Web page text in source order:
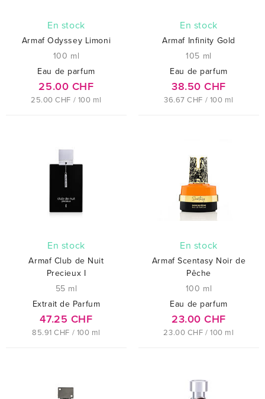
En stock
Armaf Odyssey Limoni
100 ml
Eau de parfum
25.00 CHF
25.00 CHF / 100 ml
En stock
Armaf Infinity Gold
105 ml
Eau de parfum
38.50 CHF
36.67 CHF / 100 ml
En stock
Armaf Club de Nuit
Precieux I
55 ml
Extrait de Parfum
47.25 CHF
85.91 CHF / 100 ml
En stock
Armaf Scentasy Noir de
Pêche
100 ml
Eau de parfum
23.00 CHF
23.00 CHF / 100 ml